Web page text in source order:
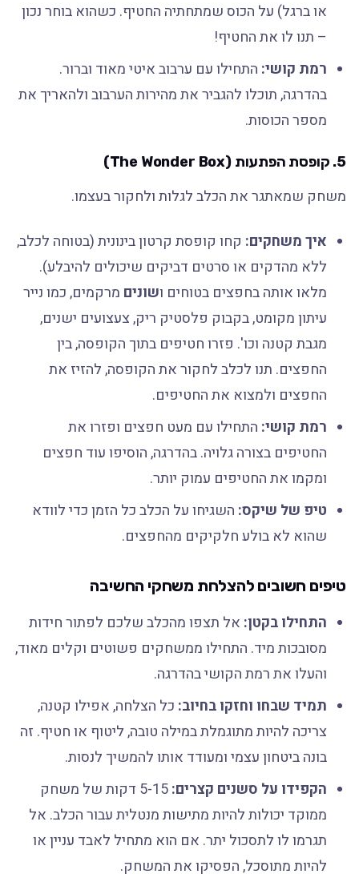
או ברגל) על הכוס שמתחתיה החטיף. כשהוא בוחר נכון
– תנו לו את החטיף!
רמת קושי:התחילו עם ערבוב איטי מאוד וברור.
בהדרגה, תוכלו להגביר את מהירות הערבוב ולהאריך את
מספר הכוסות.
5. קופסת הפתעות (The Wonder Box)
משחק שמאתגר את הכלב לגלות ולחקור בעצמו.
איך משחקים:קחו קופסת קרטון בינונית (בטוחה לכלב,
ללא מהדקים או סרטים דביקים שיכולים להיבלע).
מלאו אותה בחפצים בטוחים ו שוניםמרקמים, כמו נייר
עיתון מקומט, בקבוק פלסטיק ריק, צעצועים ישנים,
מגבת קטנה וכו'. פזרו חטיפים בתוך הקופסה, בין
החפצים. תנו לכלב לחקור את הקופסה, להזיז את
החפצים ולמצוא את החטיפים.
רמת קושי:התחילו עם מעט חפצים ופזרו את
החטיפים בצורה גלויה. בהדרגה, הוסיפו עוד חפצים
ומקמו את החטיפים עמוק יותר.
טיפ של שיקס:השגיחו על הכלב כל הזמן כדי לוודא
שהוא לא בולע חלקיקים מהחפצים.
טיפים חשובים להצלחת משחקי החשיבה
התחילו בקטן:אל תצפו מהכלב שלכם לפתור חידות
מסובכות מיד. התחילו ממשחקים פשוטים וקלים מאוד,
והעלו את רמת הקושי בהדרגה.
תמיד שבחו וחזקו בחיוב:כל הצלחה, אפילו קטנה,
צריכה להיות מתוגמלת במילה טובה, ליטוף או חטיף. זה
בונה ביטחון עצמי ומעודד אותו להמשיך לנסות.
הקפידו על סשנים קצרים:
5-15 דקות של משחק
ממוקד יכולות להיות מתישות מנטלית עבור הכלב. אל
תגרמו לו לתסכול יתר. אם הוא מתחיל לאבד עניין או
להיות מתוסכל, הפסיקו את המשחק.